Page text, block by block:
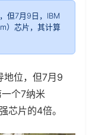
但7月9日，IBM
）芯片，其计算
地位，但7月9
个7纳米
芯片的4倍。